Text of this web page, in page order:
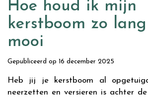
Hoe houd ik mijn
kerstboom zo
mooi
Gepubliceerd op 16 december 2025
Heb jij je kerstboom al
neerzetten en versieren is achter